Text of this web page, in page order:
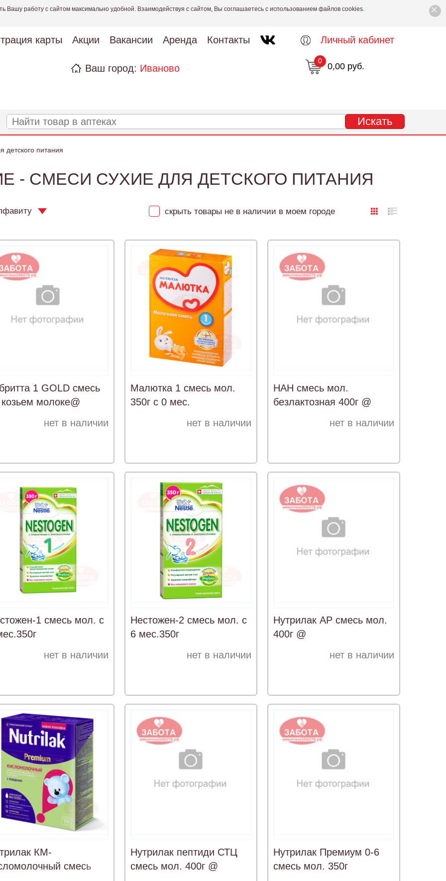
×
Вашу работу с сайтом максимально удобной. Взаимодействуя с сайтом, Вы соглашаетесь с использованием файлов cookies.
карты Акции Вакансии Аренда Контакты
Ваш город: Иваново
Личный кабинет
0,00 руб.
0
детского питания
- СМЕСИ СУХИЕ ДЛЯ ДЕТСКОГО ПИТАНИЯ
скрыть товары не в наличии в моем городе
1 GOLD смесь
молоке@
нет в наличии
Малютка 1 смесь мол.
350г с 0 мес.
нет в наличии
НАН смесь мол.
безлактозная 400г @
нет в наличии
1 смесь мол. с
нет в наличии
Нестожен-2 смесь мол. с
6 мес.350г
нет в наличии
Нутрилак АР смесь мол.
400г @
нет в наличии
КМ-
смесь
Нутрилак пептиди СТЦ
смесь мол. 400г @
Нутрилак Премиум 0-6
смесь мол. 350г